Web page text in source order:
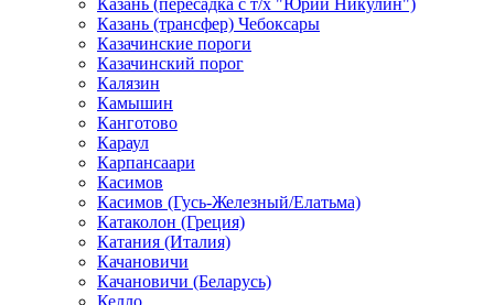
Казань (пересадка с т/х "Юрий Никулин")
Казань (трансфер) Чебоксары
Казачинские пороги
Казачинский порог
Калязин
Камышин
Канготово
Караул
Карпансаари
Касимов
Касимов (Гусь-Железный/Елатьма)
Катаколон (Греция)
Катания (Италия)
Качановичи
Качановичи (Беларусь)
Келло